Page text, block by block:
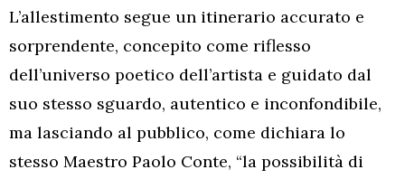
L’allestimento segue un itinerario accurato e
sorprendente, concepito come riflesso
dell’universo poetico dell’artista e guidato dal
suo stesso sguardo, autentico e inconfondibile,
ma lasciando al pubblico, come dichiara lo
stesso Maestro Paolo Conte, “la possibilità di